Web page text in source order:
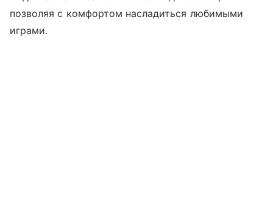
позволяя с комфортом насладиться любимыми
играми.